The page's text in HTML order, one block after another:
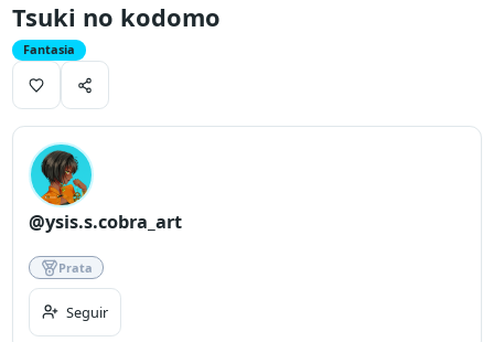
Tsuki no kodomo
Fantasia
@ysis.s.cobra_art
Prata
Seguir